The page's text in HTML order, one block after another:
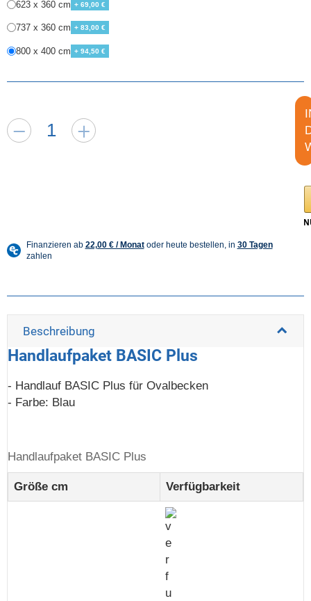
623 x 360 cm + 69,00 €
737 x 360 cm + 83,00 €
800 x 400 cm + 94,50 €
Beschreibung
Handlaufpaket BASIC Plus
- Handlauf BASIC Plus für Ovalbecken
- Farbe: Blau
Handlaufpaket BASIC Plus
Größe cm Verfügbarkeit